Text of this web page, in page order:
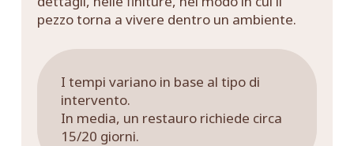
pezzo torna a vivere dentro un ambiente.
I tempi variano in base al tipo di
intervento.
In media, un restauro richiede circa
15/20 giorni.